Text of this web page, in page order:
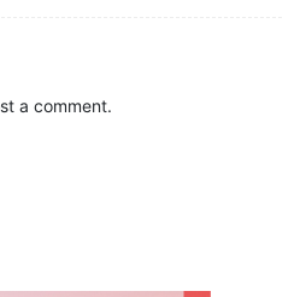
a comment.